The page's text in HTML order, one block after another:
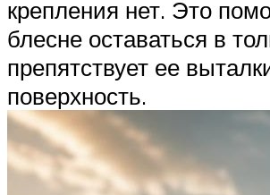
крепления нет. Это
блесне оставаться в
препятствует ее
поверхность.